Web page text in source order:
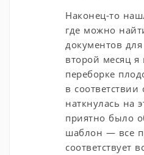
Наконец-то
где можно
документов
второй месяц
переборке
в
наткнулась на
приятно было
шаблон — все
соответствует